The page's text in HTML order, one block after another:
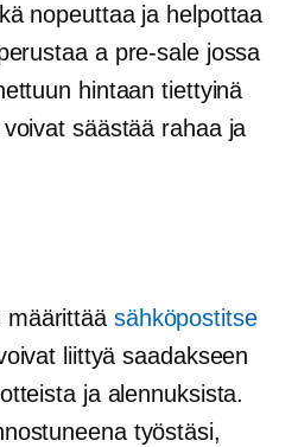
nopeuttaa ja helpottaa
a pre-salejossa
hintaan tiettyinä
säästää rahaa ja
määrittää sähköpostitse
liittyä saadakseen
ja alennuksista.
työstäsi,